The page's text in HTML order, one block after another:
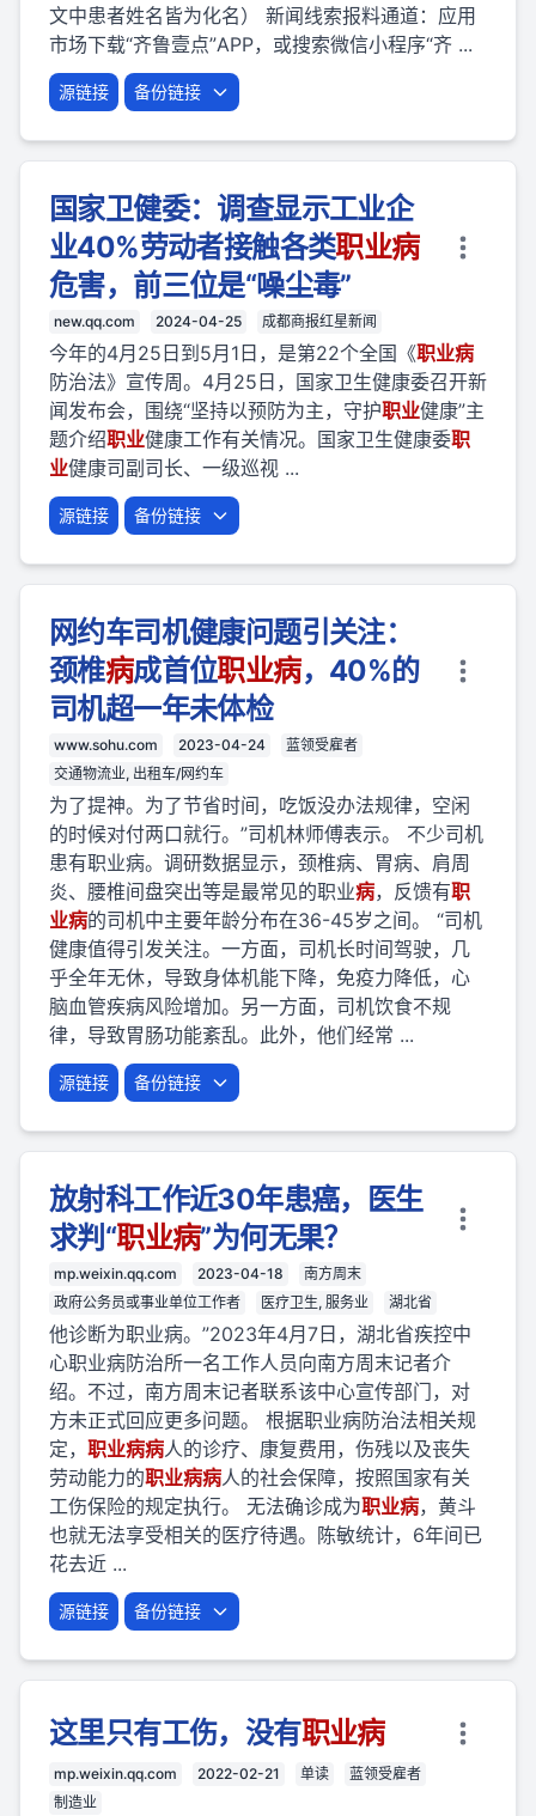
文中患者姓名皆为化名） 新闻线索报料通道：应用
市场下载“齐鲁壹点”APP，或搜索微信小程序“齐 ...
源链接 备份链接
国家卫健委：调查显示工业企
业40%劳动者接触各类职业病
危害，前三位是“噪尘毒”
new.qq.com 2024-04-25 成都商报红星新闻
今年的4月25日到5月1日，是第22个全国《职业病
防治法》宣传周。4月25日，国家卫生健康委召开新
闻发布会，围绕“坚持以预防为主，守护职业健康”主
题介绍职业健康工作有关情况。国家卫生健康委职
业健康司副司长、一级巡视 ...
源链接 备份链接
网约车司机健康问题引关注：
颈椎病成首位职业病，40%的
司机超一年未体检
www.sohu.com 2023-04-24
蓝领受雇者
交通物流业, 出租车/网约车
为了提神。为了节省时间，吃饭没办法规律，空闲
的时候对付两口就行。”司机林师傅表示。 不少司机
患有职业病。调研数据显示，颈椎病、胃病、肩周
炎、腰椎间盘突出等是最常见的职业病，反馈有职
业病的司机中主要年龄分布在36-45岁之间。 “司机
健康值得引发关注。一方面，司机长时间驾驶，几
乎全年无休，导致身体机能下降，免疫力降低，心
脑血管疾病风险增加。另一方面，司机饮食不规
律，导致胃肠功能紊乱。此外，他们经常 ...
源链接 备份链接
放射科工作近30年患癌，医生
求判“职业病”为何无果？
mp.weixin.qq.com 2023-04-18
南方周末
政府公务员或事业单位工作者
医疗卫生, 服务业 湖北省
他诊断为职业病。”2023年4月7日，湖北省疾控中
心职业病防治所一名工作人员向南方周末记者介
绍。不过，南方周末记者联系该中心宣传部门，对
方未正式回应更多问题。 根据职业病防治法相关规
定， 职业病病人的诊疗、康复费用，伤残以及丧失
劳动能力的职业病病人的社会保障，按照国家有关
工伤保险的规定执行。 无法确诊成为职业病，黄斗
也就无法享受相关的医疗待遇。陈敏统计，6年间已
花去近 ...
源链接 备份链接
这里只有工伤，没有职业病
mp.weixin.qq.com 2022-02-21 单读
蓝领受雇者
制造业